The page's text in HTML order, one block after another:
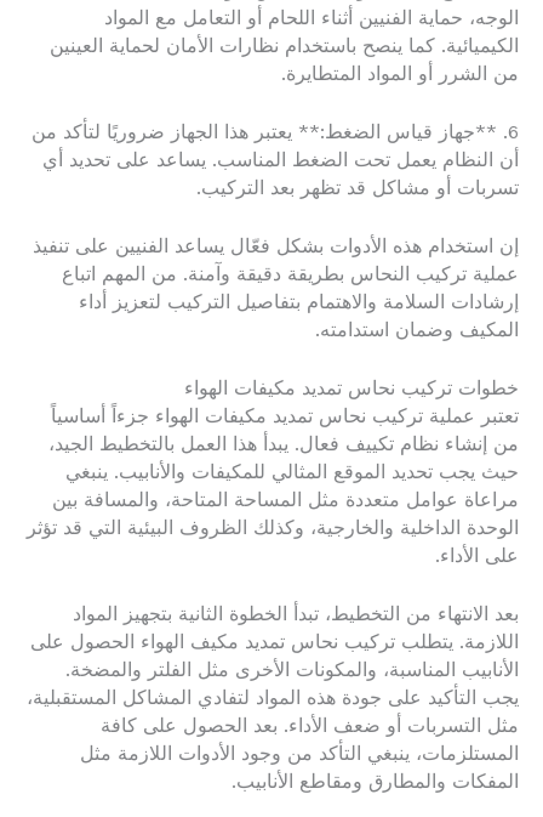
الوجه، حماية الفنيين أثناء اللحام أو التعامل مع المواد
الكيميائية. كما ينصح باستخدام نظارات الأمان لحماية العينين
من الشرر أو المواد المتطايرة.
6. **جهاز قياس الضغط:** يعتبر هذا الجهاز ضروريًا لتأكد من
أن النظام يعمل تحت الضغط المناسب. يساعد على تحديد أي
تسربات أو مشاكل قد تظهر بعد التركيب.
إن استخدام هذه الأدوات بشكل فعّال يساعد الفنيين على تنفيذ
عملية تركيب النحاس بطريقة دقيقة وآمنة. من المهم اتباع
إرشادات السلامة والاهتمام بتفاصيل التركيب لتعزيز أداء
المكيف وضمان استدامته.
خطوات تركيب نحاس تمديد مكيفات الهواء
تعتبر عملية تركيب نحاس تمديد مكيفات الهواء جزءاً أساسياً
من إنشاء نظام تكييف فعال. يبدأ هذا العمل بالتخطيط الجيد،
حيث يجب تحديد الموقع المثالي للمكيفات والأنابيب. ينبغي
مراعاة عوامل متعددة مثل المساحة المتاحة، والمسافة بين
الوحدة الداخلية والخارجية، وكذلك الظروف البيئية التي قد تؤثر
على الأداء.
بعد الانتهاء من التخطيط، تبدأ الخطوة الثانية بتجهيز المواد
اللازمة. يتطلب تركيب نحاس تمديد مكيف الهواء الحصول على
الأنابيب المناسبة، والمكونات الأخرى مثل الفلتر والمضخة.
يجب التأكيد على جودة هذه المواد لتفادي المشاكل المستقبلية،
مثل التسربات أو ضعف الأداء. بعد الحصول على كافة
المستلزمات، ينبغي التأكد من وجود الأدوات اللازمة مثل
المفكات والمطارق ومقاطع الأنابيب.